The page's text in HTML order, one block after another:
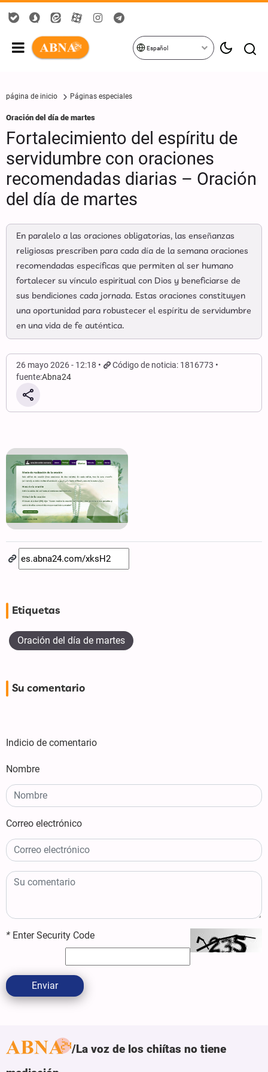
Español
página de inicio Páginas especiales
Oración del día de martes
Fortalecimiento del espíritu de
servidumbre con oraciones
recomendadas diarias – Oración
del día de martes
En paralelo a las oraciones obligatorias, las enseñanzas
religiosas prescriben para cada día de la semana oraciones
recomendadas específicas que permiten al ser humano
fortalecer su vínculo espiritual con Dios y beneficiarse de
sus bendiciones cada jornada. Estas oraciones constituyen
una oportunidad para robustecer el espíritu de servidumbre
en una vida de fe auténtica.
26 mayo 2026 - 12:18
Código de noticia: 1816773
fuente:Abna24
Etiquetas
Oración del día de martes
Su comentario
Indicio de comentario
Nombre
Correo electrónico
* Enter Security Code
Enviar
La voz de los chiítas no tiene